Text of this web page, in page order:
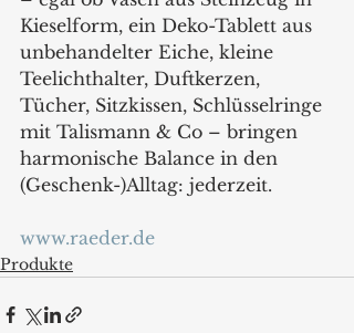
Kieselform, ein Deko-Tablett aus
unbehandelter Eiche, kleine
Teelichthalter, Duftkerzen,
Tücher, Sitzkissen, Schlüsselringe
mit Talismann & Co – bringen
harmonische Balance in den
(Geschenk-)Alltag: jederzeit.
www.raeder.de
Produkte